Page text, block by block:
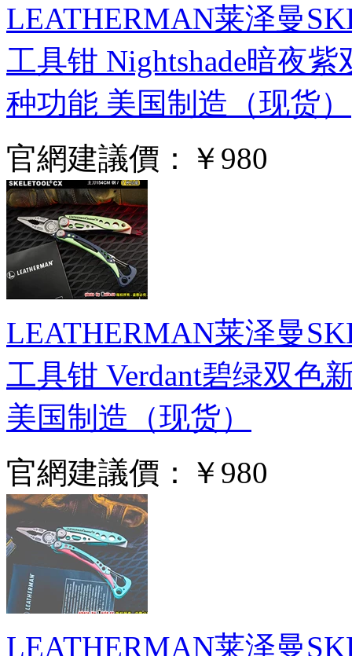
LEATHERMAN莱泽曼
工具钳 Nightshade暗夜
种功能 美国制造（现货）
官網建議價：
￥980
LEATHERMAN莱泽曼
工具钳 Verdant碧绿双色
美国制造（现货）
官網建議價：
￥980
LEATHERMAN莱泽曼